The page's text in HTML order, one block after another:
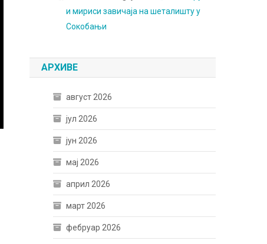
и мириси завичаја на шеталишту у
Сокобањи
АРХИВЕ
август 2026
јул 2026
јун 2026
мај 2026
април 2026
март 2026
фебруар 2026